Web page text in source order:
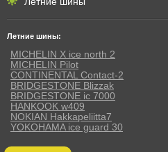
Летние шины:
MICHELIN X ice north 2
MICHELIN Pilot
CONTINENTAL Contact-2
BRIDGESTONE Blizzak
BRIDGESTONE ic 7000
HANKOOK w409
NOKIAN Hakkapeliitta7
YOKOHAMA ice guard 30